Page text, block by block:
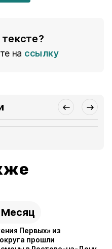
на ссылку
Месяц
Первых» из
прошли